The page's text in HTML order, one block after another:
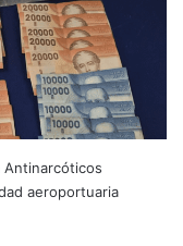
Antinarcóticos
aeroportuaria